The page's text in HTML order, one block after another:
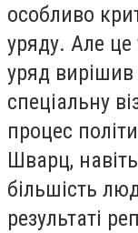
особливо
уряду. Але
уряд вирішив
спеціальну
процес
Шварц,
більшість
результаті